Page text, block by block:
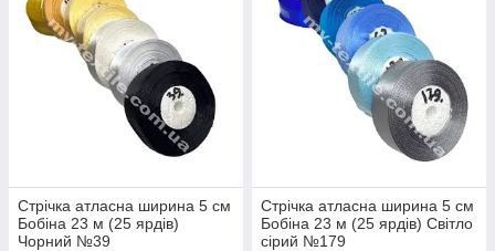
Стрічка атласна ширина 5 см
Бобіна 23 м (25 ярдів)
Чорний №39
Стрічка атласна ширина 5 см
Бобіна 23 м (25 ярдів) Світло
сірий №179